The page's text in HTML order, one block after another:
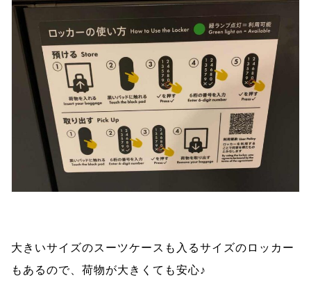
大きいサイズのスーツケースも入るサイズのロッカー
もあるので、荷物が大きくても安心♪